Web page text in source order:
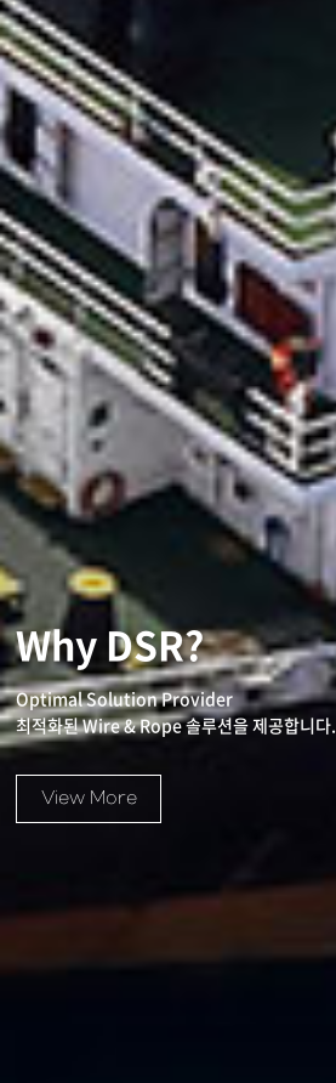
Why DSR?
Optimal Solution Provider
최적화된 Wire & Rope 솔루션을 제공합니다.
View More